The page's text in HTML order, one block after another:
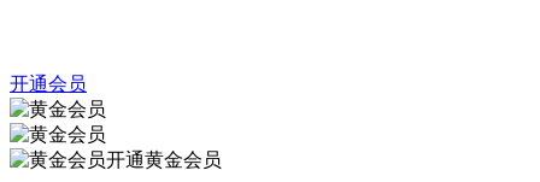
开通会员
开通黄金会员